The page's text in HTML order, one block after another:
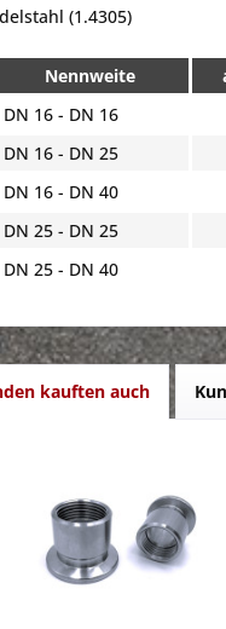
(1.4305)
Nennweite
DN 16 - DN 16
DN 16 - DN 25
DN 16 - DN 40
DN 25 - DN 25
DN 25 - DN 40
kauften auch